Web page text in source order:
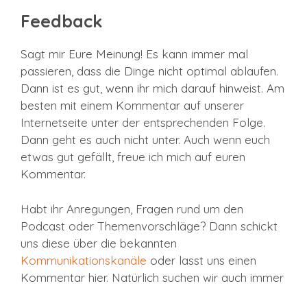
Feedback
Sagt mir Eure Meinung! Es kann immer mal
passieren, dass die Dinge nicht optimal ablaufen.
Dann ist es gut, wenn ihr mich darauf hinweist. Am
besten mit einem Kommentar auf unserer
Internetseite unter der entsprechenden Folge.
Dann geht es auch nicht unter. Auch wenn euch
etwas gut gefällt, freue ich mich auf euren
Kommentar.
Habt ihr Anregungen, Fragen rund um den
Podcast oder Themenvorschläge? Dann schickt
uns diese über die bekannten
Kommunikationskanäle oder lasst uns einen
Kommentar hier. Natürlich suchen wir auch immer